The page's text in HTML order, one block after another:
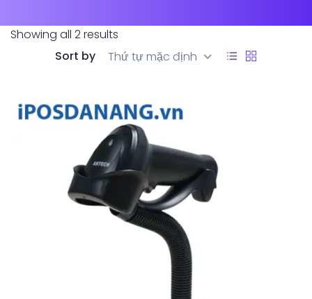
Showing all 2 results
Sort by
Thứ tự mặc định